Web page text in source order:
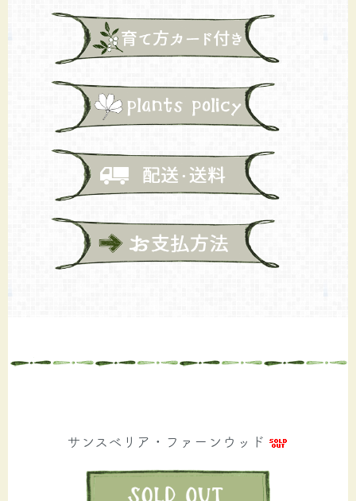
サンスベリア・ファーンウッド